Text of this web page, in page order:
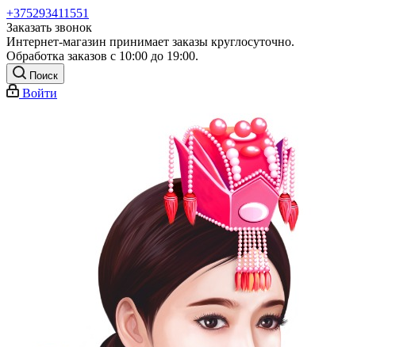
+375293411551
Заказать звонок
Интернет-магазин принимает заказы круглосуточно.
Обработка заказов с 10:00 до 19:00.
Поиск
Войти